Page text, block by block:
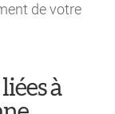
de votre
à